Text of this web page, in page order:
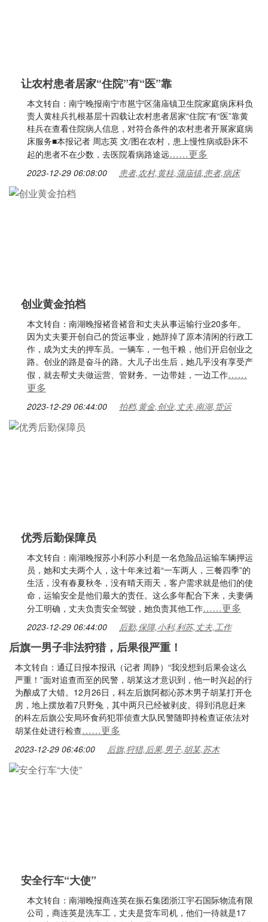
让农村患者居家“住院”有“医”靠
本文转自：南宁晚报南宁市邕宁区蒲庙镇卫生院家庭病床科负
责人黄桂兵扎根基层十四载让农村患者居家“住院”有“医”靠黄
桂兵在查看住院病人信息，对符合条件的农村患者开展家庭病
床服务■本报记者 周志英 文/图在农村，患上慢性病或卧床不
起的患者不在少数，去医院看病路途远……更多
2023-12-29 06:08:00 患者,农村,黄桂,蒲庙镇,患者,病床
创业黄金拍档
本文转自：南湖晚报褚音褚音和丈夫从事运输行业20多年。
因为丈夫要开创自己的货运事业，她辞掉了原本清闲的行政工
作，成为丈夫的押车员。一辆车，一包干粮，他们开启创业之
路。创业的路是奋斗的路。大儿子出生后，她几乎没有享受产
假，就去帮丈夫做运营、管财务。一边带娃，一边工作……
更多
2023-12-29 06:44:00 拍档,黄金,创业,丈夫,南湖,货运
优秀后勤保障员
本文转自：南湖晚报苏小利苏小利是一名危险品运输车辆押运
员，她和丈夫两个人，这十年来过着“一车两人，三餐四季”的
生活，没有春夏秋冬，没有晴天雨天，客户需求就是他们的使
命，运输安全是他们最大的责任。这么多年配合下来，夫妻俩
分工明确，丈夫负责安全驾驶，她负责其他工作……更多
2023-12-29 06:44:00 后勤,保障,小利,利苏,丈夫,工作
后旗一男子非法狩猎，后果很严重！
本文转自：通辽日报本报讯（记者 周静）“我没想到后果会这么
严重！”面对追查而至的民警，胡某这才意识到，他一时兴起的行
为酿成了大错。12月26日，科左后旗阿都沁苏木男子胡某打开仓
房，地上摆放着7只野兔，其中两只已经被剥皮。得到消息赶来
的科左后旗公安局环食药犯罪侦查大队民警随即持检查证依法对
胡某住处进行检查……更多
2023-12-29 06:46:00 后旗,狩猎,后果,男子,胡某,苏木
安全行车“大使”
本文转自：南湖晚报商连英在振石集团浙江宇石国际物流有限
公司，商连英是洗车工，丈夫是货车司机，他们一待就是17